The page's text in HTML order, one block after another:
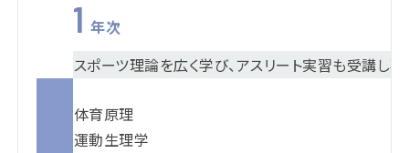
1 年次
スポーツ理論を広く学び、アスリート実習も受講し
体育原理
運動生理学